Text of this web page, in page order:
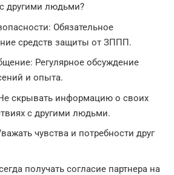
другими людьми?
Обязательное
средств защиты от ЗППП.
Регулярное обсуждение
и опыта.
скрывать информацию о своих
с другими людьми.
чувства и потребности друг
получать согласие партнера на